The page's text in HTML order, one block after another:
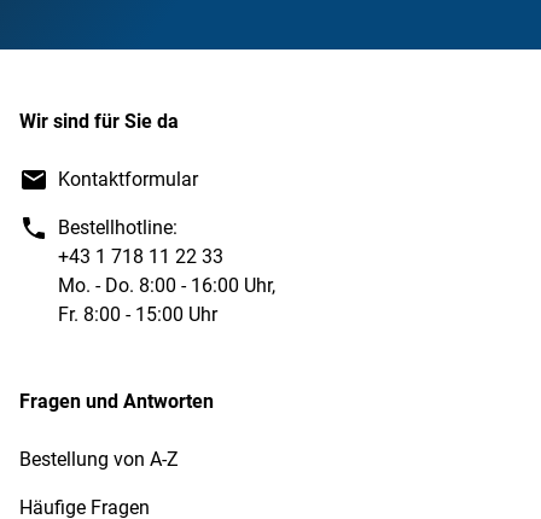
Wir sind für Sie da
Kontaktformular
Bestellhotline:
+43 1 718 11 22 33
Mo. - Do. 8:00 - 16:00 Uhr,
Fr. 8:00 - 15:00 Uhr
Fragen und Antworten
Bestellung von A-Z
Häufige Fragen